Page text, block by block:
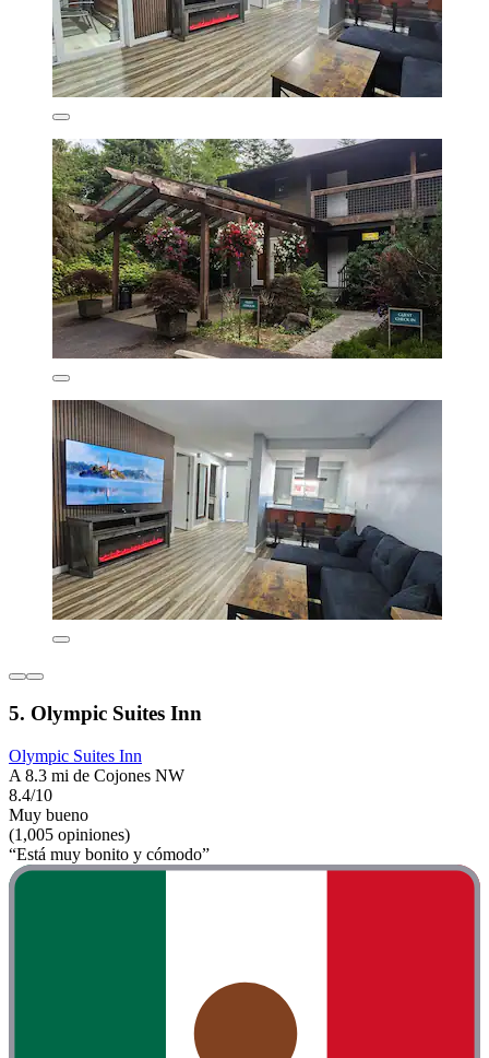
5. Olympic Suites Inn
Olympic Suites Inn
A 8.3 mi de Cojones NW
8.4/10
Muy bueno
(1,005 opiniones)
“Está muy bonito y cómodo”